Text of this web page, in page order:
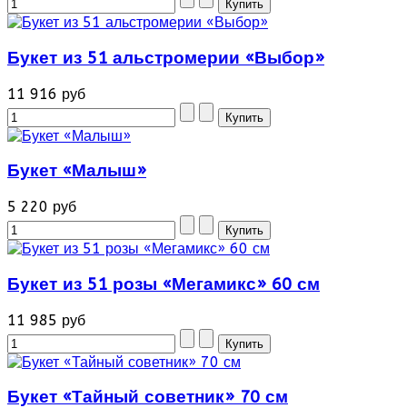
Букет из 51 альстромерии «Выбор»
11 916 руб
Букет «Малыш»
5 220 руб
Букет из 51 розы «Мегамикс» 60 см
11 985 руб
Букет «Тайный советник» 70 см